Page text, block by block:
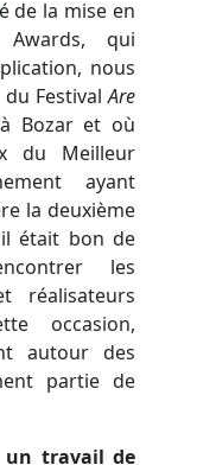
de la mise en
qui
nous
du FestivalAre
Bozar et où
du Meilleur
ayant
la deuxième
était bon de
les
réalisateurs
occasion,
autour des
partie de
un travail de